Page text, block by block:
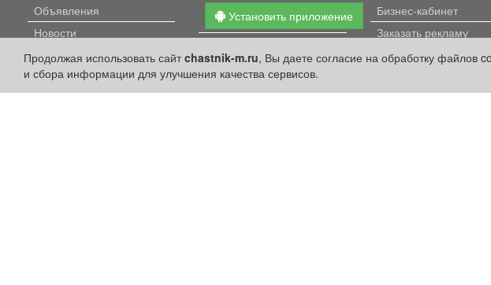
Продолжая использовать сайтchastnik-m.ru, Вы даете согласие на обработку файлов
и сбора информации для улучшения качества сервисов.
Объявления
Новости
Компании
Афиша
Расписание занятий
Установить приложение
Личный кабинет
Подать объявление
Бизнес-кабинет
Заказать рекламу